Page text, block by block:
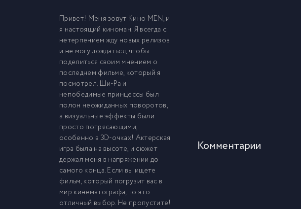
Привет! Меня зовут Кино MEN, и
я настоящий киноман. Я всегда с
нетерпением жду новых релизов
и не могу дождаться, чтобы
поделиться своим мнением о
последнем фильме, который я
посмотрел. Ши-Ра и
непобедимые принцессы был
полон неожиданных поворотов,
а визуальные эффекты были
просто потрясающими,
особенно в 3D-очках! Актерская
игра была на высоте, и сюжет
держал меня в напряжении до
самого конца. Если вы ищете
фильм, который погрузит вас в
мир кинематографа, то это
отличный выбор. Не пропустите!
Комментарии